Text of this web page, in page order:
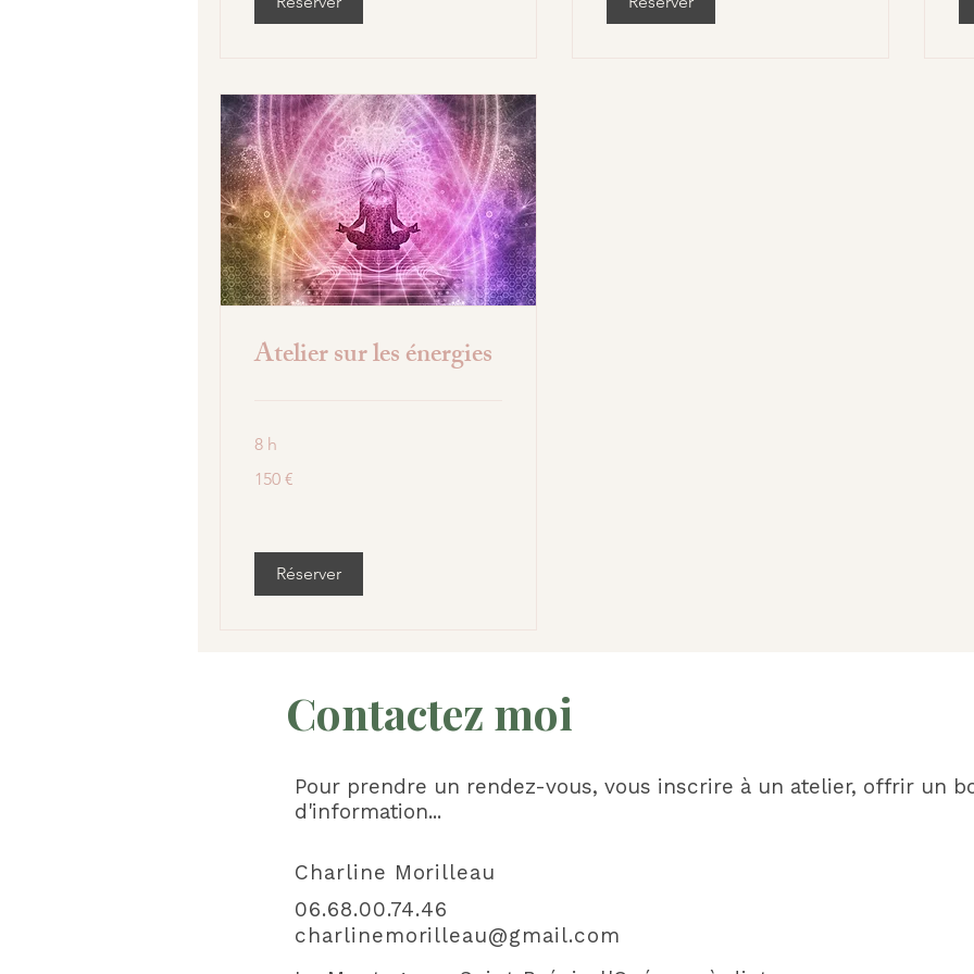
Atelier sur les énergies
8 h
euros
150 €
Réserver
Contactez moi
Pour prendre un rendez-vous, vous inscrire à un atelier, offrir un
d'information...
Charline Morilleau
06.68.00.74.46​
charlinemorilleau@gmail.com